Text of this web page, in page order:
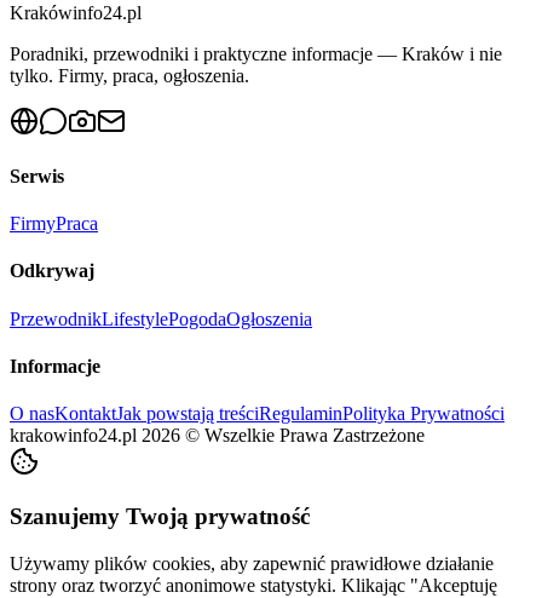
Krakówinfo24.pl
Poradniki, przewodniki i praktyczne informacje — Kraków i nie
tylko. Firmy, praca, ogłoszenia.
Serwis
FirmyPraca
Odkrywaj
PrzewodnikLifestylePogodaOgłoszenia
Informacje
O nasKontaktJak powstają treściRegulaminPolityka Prywatności
krakowinfo24.pl 2026 © Wszelkie Prawa Zastrzeżone
Szanujemy Twoją prywatność
Używamy plików cookies, aby zapewnić prawidłowe działanie
strony oraz tworzyć anonimowe statystyki. Klikając "Akceptuję